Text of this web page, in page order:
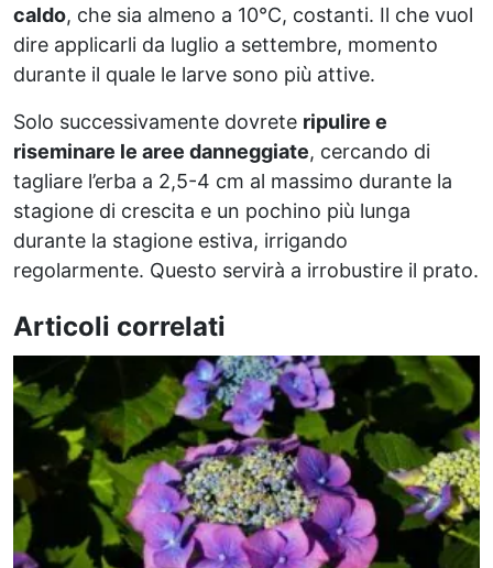
caldo, che sia almeno a 10°C, costanti. Il che vuol
dire applicarli da luglio a settembre, momento
durante il quale le larve sono più attive.
Solo successivamente dovrete ripulire e
riseminare le aree danneggiate, cercando di
tagliare l’erba a 2,5-4 cm al massimo durante la
stagione di crescita e un pochino più lunga
durante la stagione estiva, irrigando
regolarmente. Questo servirà a irrobustire il prato.
Articoli correlati